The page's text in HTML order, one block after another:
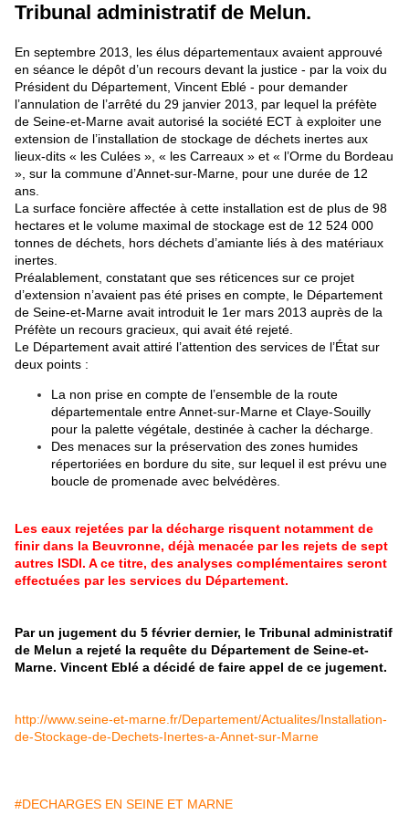
Tribunal administratif de Melun.
En septembre 2013, les élus départementaux avaient approuvé
en séance le dépôt d’un recours devant la justice - par la voix du
Président du Département, Vincent Eblé - pour demander
l’annulation de l’arrêté du 29 janvier 2013, par lequel la préfète
de Seine-et-Marne avait autorisé la société ECT à exploiter une
extension de l’installation de stockage de déchets inertes aux
lieux-dits « les Culées », « les Carreaux » et « l’Orme du Bordeau
», sur la commune d’Annet-sur-Marne, pour une durée de 12
ans.
La surface foncière affectée à cette installation est de plus de 98
hectares et le volume maximal de stockage est de 12 524 000
tonnes de déchets, hors déchets d’amiante liés à des matériaux
inertes.
Préalablement, constatant que ses réticences sur ce projet
d’extension n’avaient pas été prises en compte, le Département
de Seine-et-Marne avait introduit le 1er mars 2013 auprès de la
Préfète un recours gracieux, qui avait été rejeté.
Le Département avait attiré l’attention des services de l’État sur
deux points :
La non prise en compte de l’ensemble de la route
départementale entre Annet-sur-Marne et Claye-Souilly
pour la palette végétale, destinée à cacher la décharge.
Des menaces sur la préservation des zones humides
répertoriées en bordure du site, sur lequel il est prévu une
boucle de promenade avec belvédères.
Les eaux rejetées par la décharge risquent notamment de
finir dans la Beuvronne, déjà menacée par les rejets de sept
autres ISDI. A ce titre, des analyses complémentaires seront
effectuées par les services du Département.
Par un jugement du 5 février dernier, le Tribunal administratif
de Melun a rejeté la requête du Département de Seine-et-
Marne. Vincent Eblé a décidé de faire appel de ce jugement.
http://www.seine-et-marne.fr/Departement/Actualites/Installation-
de-Stockage-de-Dechets-Inertes-a-Annet-sur-Marne
#DECHARGES EN SEINE ET MARNE